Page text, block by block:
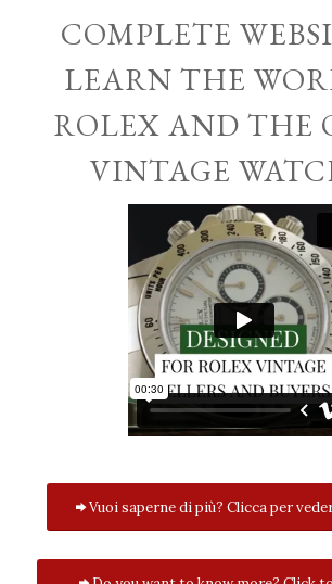
COMPLETE
LEARN THE
ROLEX AND THE
VINTAGE
Vuoi saperne di più? Clicca per